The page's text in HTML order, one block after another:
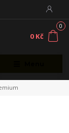
0
0 Kč